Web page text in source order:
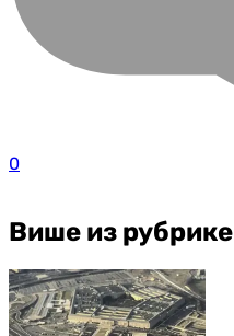
0
Више из рубрике